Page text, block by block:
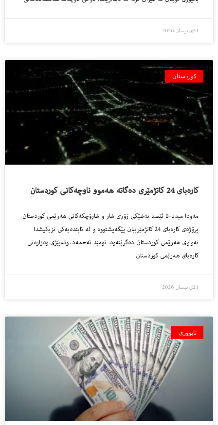
21ی نیسان 2026
کوردستان
كارەبای 24 كاتژمێری دەگاتە هەموو ناوچەكانی كوردستان
مەودا میدیا-تا ئێستا بەشێكی زۆری شار و شارۆچكەكانی هەرێمی كوردستان
پرۆژەی كارەبای 24 كاتژمێرییان پێگەیشتووە و لە ئایندەیەكی نزیكیشدا
تەواوی هەرێمی كوردستان دەگرێتەوە. ئومێد ئەحمەد، وتەبێژی وەزارەتی
كارەبای هەرێمی كوردستان
21ی نیسان 2026
ئابووری